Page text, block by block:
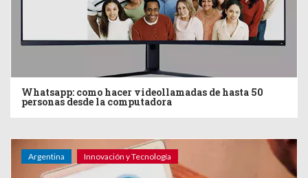
Whatsapp: como hacer videollamadas de hasta 50
personas desde la computadora
Argentina Innovación y Tecnología